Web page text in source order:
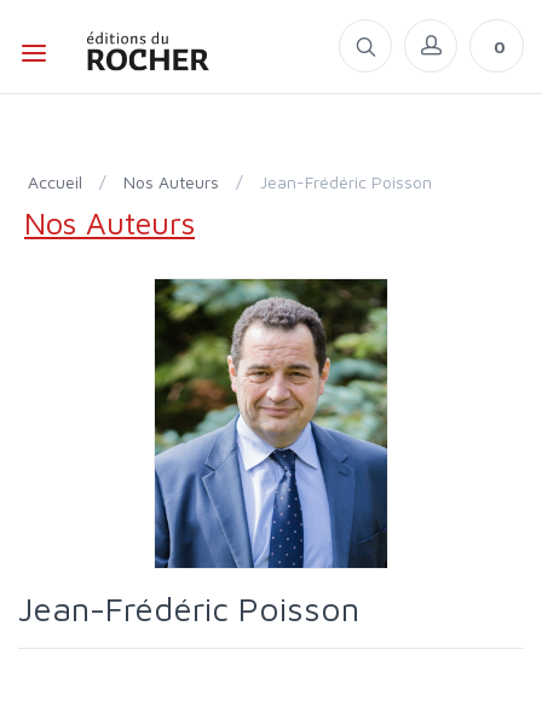
0
Accueil / Nos Auteurs / Jean-Frédéric Poisson
Nos Auteurs
Jean-Frédéric Poisson